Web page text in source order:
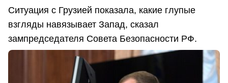
Ситуация с Грузией показала, какие глупые
взгляды навязывает Запад, сказал
зампредседателя Совета Безопасности РФ.